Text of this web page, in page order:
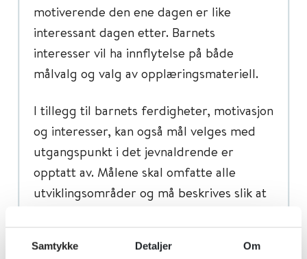
Samtykke Detaljer Om
motiverende den ene dagen er like
interessant dagen etter. Barnets
interesser vil ha innflytelse på både
målvalg og valg av opplæringsmateriell.
I tillegg til barnets ferdigheter, motivasjon
og interesser, kan også mål velges med
utgangspunkt i det jevnaldrende er
opptatt av. Målene skal omfatte alle
utviklingsområder og må beskrives slik at
Fagprosedyren understreker den